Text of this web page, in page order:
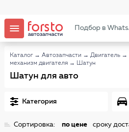
Подбор в
Каталог → Автозапчасти → Двигатель →
механизм двигателя → Шатун
Шатун для авто
Категория
Сортировка: по цене сроку